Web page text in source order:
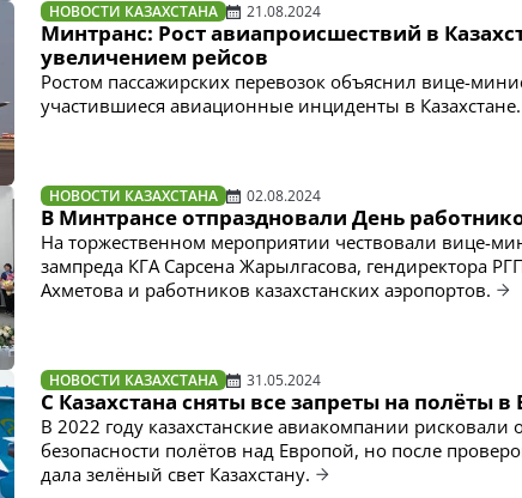
НОВОСТИ КАЗАХСТАНА 21.08.2024
Минтранс: Рост авиапроисшествий в
увеличением рейсов
Ростом пассажирских перевозок объяснил вице-
участившиеся авиационные инциденты в Казахстане.
НОВОСТИ КАЗАХСТАНА 02.08.2024
В Минтрансе отпраздновали День
На торжественном мероприятии чествовали вице-
зампреда КГА Сарсена Жарылгасова, гендиректора
Ахметова и работников казахстанских аэропортов.
НОВОСТИ КАЗАХСТАНА 31.05.2024
С Казахстана сняты все запреты на полёты в
В 2022 году казахстанские авиакомпании рисковали
безопасности полётов над Европой, но после
дала зелёный свет Казахстану.